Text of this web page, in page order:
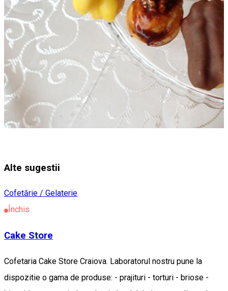
Alte sugestii
Cofetărie / Gelaterie
Închis
Cake Store
Cofetaria Cake Store Craiova. Laboratorul nostru pune la
dispozitie o gama de produse: - prajituri - torturi - briose -